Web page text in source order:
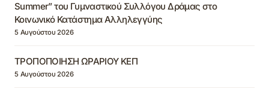
Summer” του Γυμναστικού Συλλόγου Δράμας στο
Κοινωνικό Κατάστημα Αλληλεγγύης
5 Αυγούστου 2026
ΤΡΟΠΟΠΟΙΗΣΗ ΩΡΑΡΙΟΥ ΚΕΠ
5 Αυγούστου 2026